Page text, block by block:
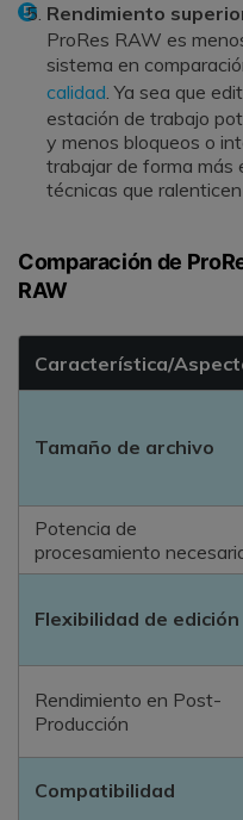
Rendimiento
ProRes RAW es
sistema en
calidad. Ya sea que
estación de trabajo
y menos bloqueos o
trabajar de forma más
técnicas que
Comparación de
RAW
Característica/
Tamaño de archivo
Potencia de
procesamiento
Flexibilidad de edición
Rendimiento en Post-
Producción
Compatibilidad